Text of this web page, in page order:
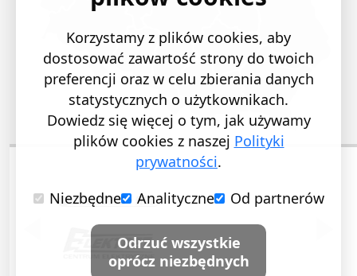
POPRZEDNI SLAJD
Korzystamy z plików cookies, aby
dostosować zawartość strony do twoich
preferencji oraz w celu zbierania danych
statystycznych o użytkownikach.
Dowiedz się więcej o tym, jak używamy
plików cookies z naszej Polityki
prywatności.
Niezbędne
Analityczne Od partnerów
Odrzuć wszystkie
oprócz niezbędnych